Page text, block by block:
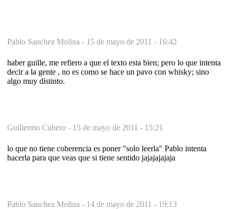
Pablo Sanchez Molina - 15 de mayo de 2011 - 16:42
haber guille, me refiero a que el texto esta bien; pero lo que intenta
decir a la gente , no es como se hace un pavo con whisky; sino
algo muy distinto.
Guillermo Cubero - 15 de mayo de 2011 - 15:21
lo que no tiene coherencia es poner "solo leerla" Pablo intenta
hacerla para que veas que si tiene sentido jajajajajaja
Pablo Sanchez Molina - 14 de mayo de 2011 - 19:13